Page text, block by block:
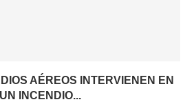
AÉREOS INTERVIENEN EN
UN INCENDIO...